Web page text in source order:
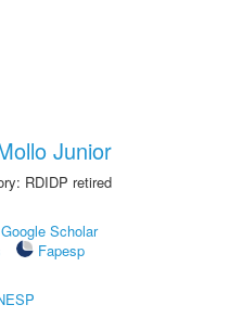
Junior
RDIDP retired
Google Scholar
Fapesp